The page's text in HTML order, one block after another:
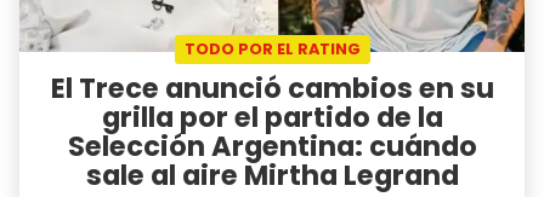
TODO POR EL RATING
El Trece anunció cambios en su
grilla por el partido de la
Selección Argentina: cuándo
sale al aire Mirtha Legrand